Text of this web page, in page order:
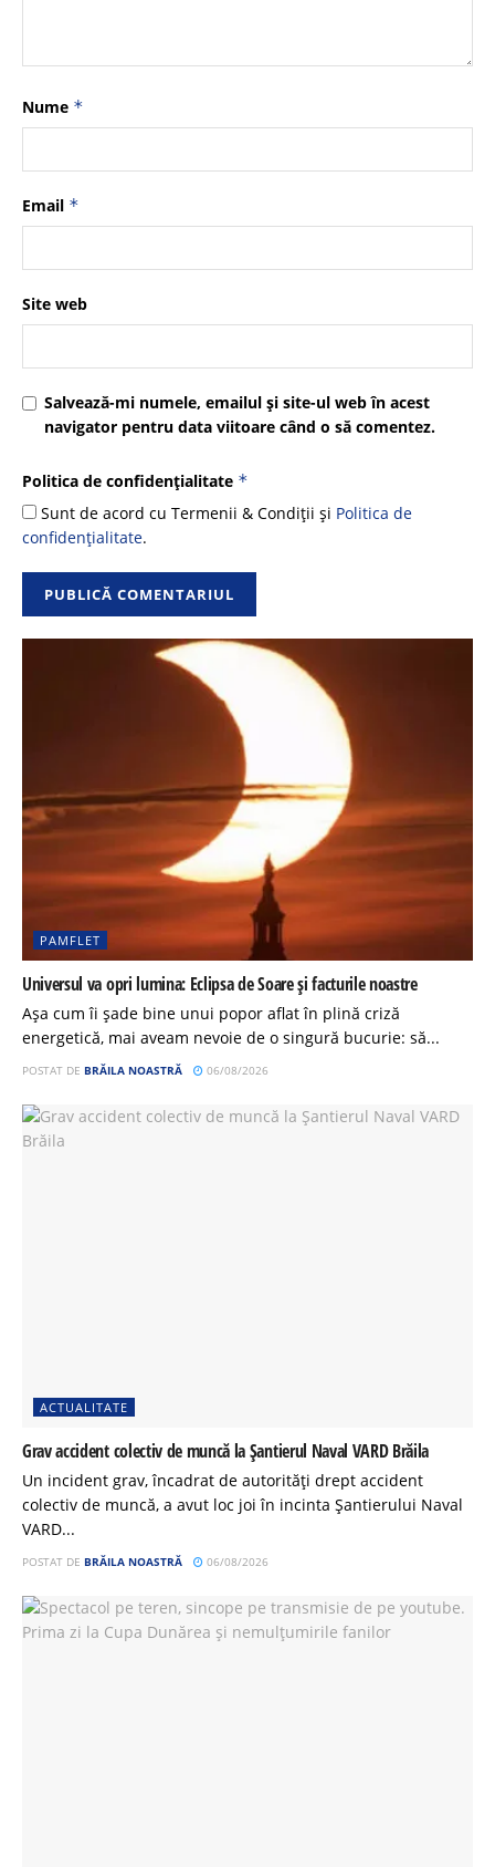
Nume *
Email *
Site web
Salvează-mi numele, emailul și site-ul web în acest
navigator pentru data viitoare când o să comentez.
Politica de confidențialitate *
Sunt de acord cu Termenii & Condiții și Politica de
confidențialitate.
PAMFLET
Universul va opri lumina: Eclipsa de Soare și facturile noastre
Așa cum îi șade bine unui popor aflat în plină criză
energetică, mai aveam nevoie de o singură bucurie: să...
POSTAT DE BRĂILA NOASTRĂ 06/08/2026
ACTUALITATE
Grav accident colectiv de muncă la Șantierul Naval VARD Brăila
Un incident grav, încadrat de autorități drept accident
colectiv de muncă, a avut loc joi în incinta Șantierului Naval
VARD...
POSTAT DE BRĂILA NOASTRĂ 06/08/2026